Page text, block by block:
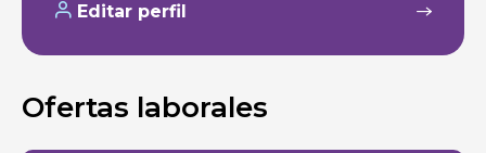
Editar perfil
Ofertas laborales